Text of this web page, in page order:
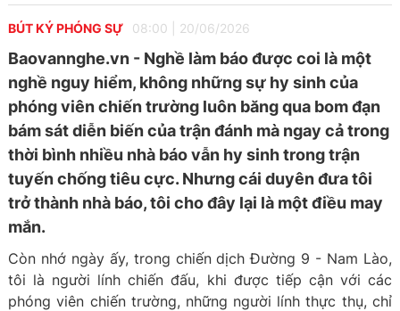
BÚT KÝ PHÓNG SỰ 08:00 20/06/2026
Baovannghe.vn - Nghề làm báo được coi là một
nghề nguy hiểm, không những sự hy sinh của
phóng viên chiến trường luôn băng qua bom đạn
bám sát diễn biến của trận đánh mà ngay cả trong
thời bình nhiều nhà báo vẫn hy sinh trong trận
tuyến chống tiêu cực. Nhưng cái duyên đưa tôi
trở thành nhà báo, tôi cho đây lại là một điều may
mắn.
Còn nhớ ngày ấy, trong chiến dịch Đường 9 - Nam Lào,
tôi là người lính chiến đấu, khi được tiếp cận với các
phóng viên chiến trường, những người lính thực thụ, chỉ